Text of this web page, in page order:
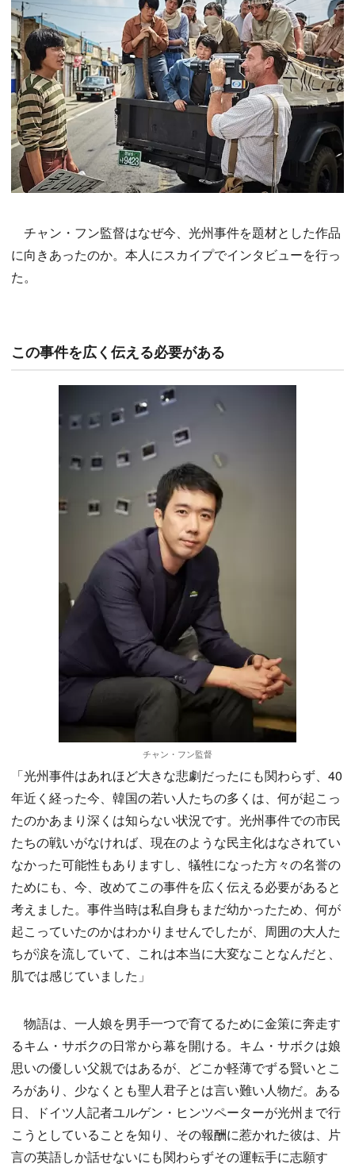
チャン・フン監督はなぜ今、光州事件を題材とした作品
に向きあったのか。本人にスカイプでインタビューを行っ
た。
この事件を広く伝える必要がある
チャン・フン監督
「光州事件はあれほど大きな悲劇だったにも関わらず、40
年近く経った今、韓国の若い人たちの多くは、何が起こっ
たのかあまり深くは知らない状況です。光州事件での市民
たちの戦いがなければ、現在のような民主化はなされてい
なかった可能性もありますし、犠牲になった方々の名誉の
ためにも、今、改めてこの事件を広く伝える必要があると
考えました。事件当時は私自身もまだ幼かったため、何が
起こっていたのかはわかりませんでしたが、周囲の大人た
ちが涙を流していて、これは本当に大変なことなんだと、
肌では感じていました」
物語は、一人娘を男手一つで育てるために金策に奔走す
るキム・サボクの日常から幕を開ける。キム・サボクは娘
思いの優しい父親ではあるが、どこか軽薄でずる賢いとこ
ろがあり、少なくとも聖人君子とは言い難い人物だ。ある
日、ドイツ人記者ユルゲン・ヒンツペーターが光州まで行
こうとしていることを知り、その報酬に惹かれた彼は、片
言の英語しか話せないにも関わらずその運転手に志願す